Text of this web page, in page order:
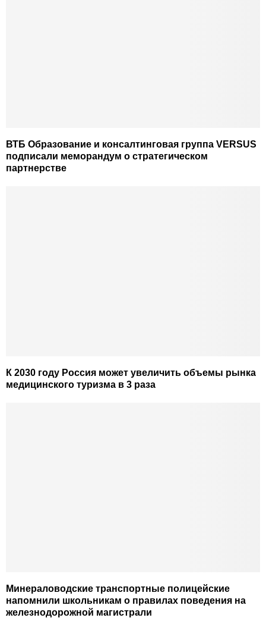
ВТБ Образование и консалтинговая группа VERSUS
подписали меморандум о стратегическом
партнерстве
К 2030 году Россия может увеличить объемы рынка
медицинского туризма в 3 раза
Минераловодские транспортные полицейские
напомнили школьникам о правилах поведения на
железнодорожной магистрали